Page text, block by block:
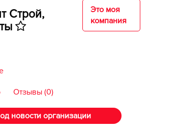
Строй,
Это моя
компания
Отзывы (0)
новости организации